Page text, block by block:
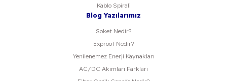
Kablo Spirali
Blog Yazılarımız
Soket Nedir?
Exproof Nedir?
Yenilenemez Enerji Kaynakları
AC/DC Akımları Farkları